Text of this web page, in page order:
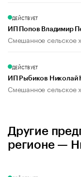
ДЕЙСТВУЕТ
ИП Попов Владимир
Смешанное сельское
ДЕЙСТВУЕТ
ИП Рыбиков Николай
Смешанное сельское
Другие
регионе —